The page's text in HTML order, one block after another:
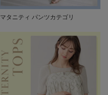
マタニティ パンツカテゴリ